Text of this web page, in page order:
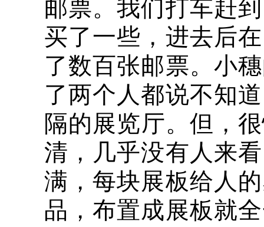
邮票。我们打车赶
买了一些，进去后
了数百张邮票。小
了两个人都说不知
隔的展览厅。但，
清，几乎没有人来
满，每块展板给人
品，布置成展板就